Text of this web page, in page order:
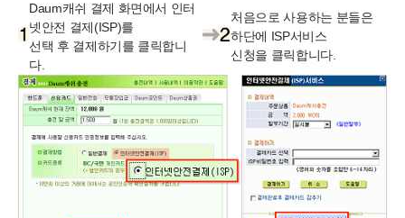
Daum캐쉬 결제 화면에서 인터
넷안전 결제(ISP)를
선택 후 결제하기를 클릭합니
다.
처음으로 사용하는 분들은
하단에 ISP서비스
신청을 클릭합니다.